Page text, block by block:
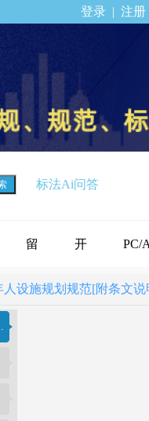
登录 | 注册
标法Ai问答
留
言
开
通
PC/
下载
设施规划规范[附条文说